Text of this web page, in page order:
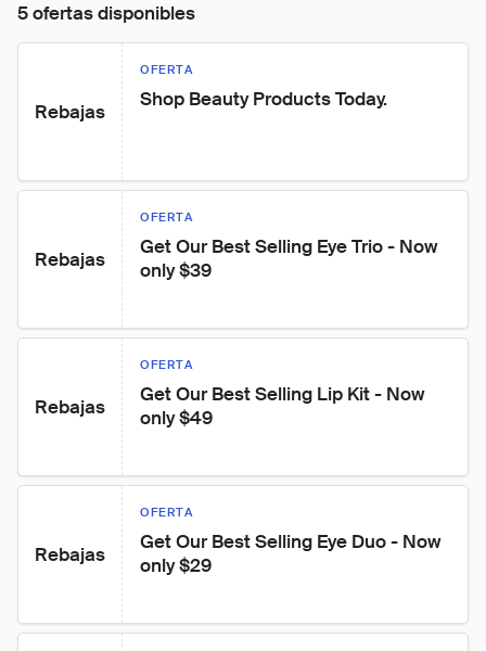
5 ofertas disponibles
Rebajas
OFERTA
Shop Beauty Products Today.
Rebajas
OFERTA
Get Our Best Selling Eye Trio - Now
only $39
Rebajas
OFERTA
Get Our Best Selling Lip Kit - Now
only $49
Rebajas
OFERTA
Get Our Best Selling Eye Duo - Now
only $29